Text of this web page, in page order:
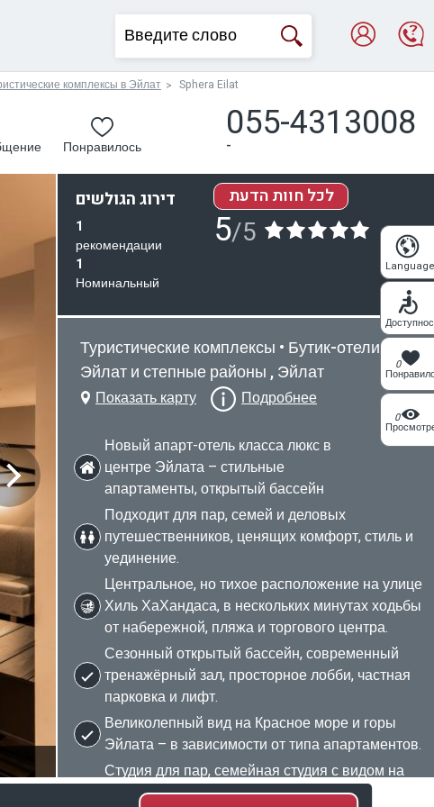
Language
0
0
комплексы в Эйлат Sphera Eilat
Понравилось
055-4313008
-
דירוג הגולשים
1
рекомендации
1
Номинальный
לכל חוות הדעת
5/5
Туристические комплексы • Бутик-отели
Эйлат и степные районы , Эйлат
Показать карту Подробнее
Новый апарт-отель класса люкс в
центре Эйлата – стильные
апартаменты, открытый бассейн
Подходит для пар, семей и деловых
путешественников, ценящих комфорт, стиль и
уединение.
Центральное, но тихое расположение на улице
Хиль ХаХандаса, в нескольких минутах ходьбы
от набережной, пляжа и торгового центра.
Сезонный открытый бассейн, современный
тренажёрный зал, просторное лобби, частная
парковка и лифт.
Великолепный вид на Красное море и горы
Эйлата – в зависимости от типа апартаментов.
Студия для пар, семейная студия с видом на
море, двухкомнатные и большие семейные